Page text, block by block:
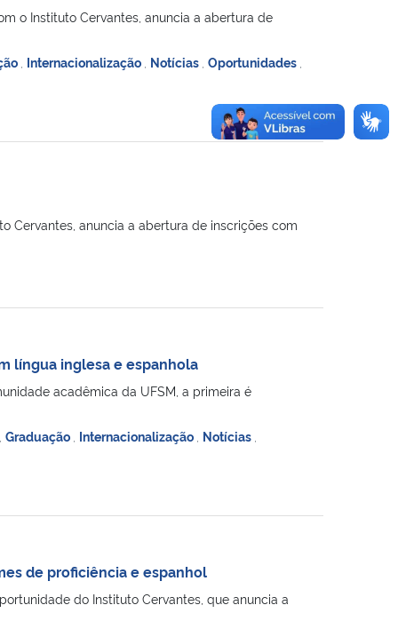
o Instituto Cervantes, anuncia a abertura de
Internacionalização Notícias Oportunidades
Cervantes, anuncia a abertura de inscrições com
língua inglesa e espanhola
acadêmica da UFSM, a primeira é
Graduação Internacionalização Notícias
de proficiência e espanhol
do Instituto Cervantes, que anuncia a